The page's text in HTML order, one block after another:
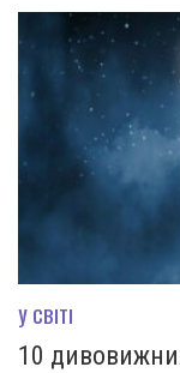
У СВІТІ
10